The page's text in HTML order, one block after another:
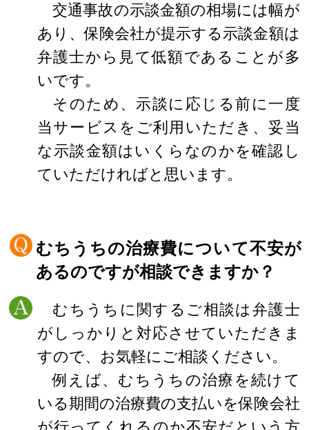
交通事故の示談金額の相場には幅が
あり、保険会社が提示する示談金額は
弁護士から見て低額であることが多
いです。
そのため、示談に応じる前に一度
当サービスをご利用いただき、妥当
な示談金額はいくらなのかを確認し
ていただければと思います。
むちうちの治療費について不安が
あるのですが相談できますか？
むちうちに関するご相談は弁護士
がしっかりと対応させていただきま
すので、お気軽にご相談ください。
例えば、むちうちの治療を続けて
いる期間の治療費の支払いを保険会社